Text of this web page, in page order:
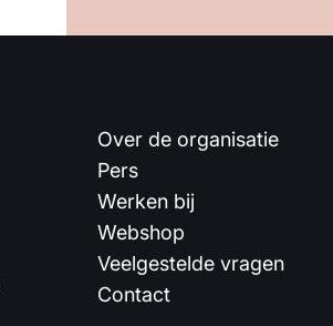
Over de organisatie
Pers
Werken bij
Webshop
Veelgestelde vragen
Contact